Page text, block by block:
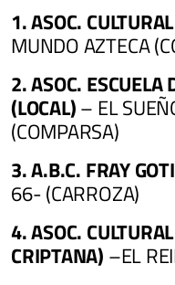
1. ASOC.
MUNDO AZTECA
2. ASOC.
(LOCAL)– EL
(COMPARSA)
3. A.B.C. FRAY
66- (CARROZA)
4. ASOC.
CRIPTANA) –EL